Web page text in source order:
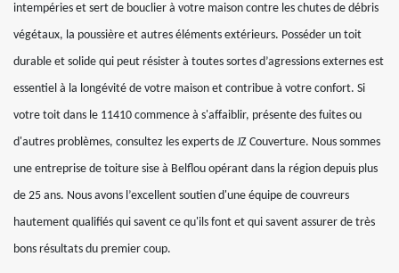
intempéries et sert de bouclier à votre maison contre les chutes de débris
végétaux, la poussière et autres éléments extérieurs. Posséder un toit
durable et solide qui peut résister à toutes sortes d’agressions externes est
essentiel à la longévité de votre maison et contribue à votre confort. Si
votre toit dans le 11410 commence à s'affaiblir, présente des fuites ou
d'autres problèmes, consultez les experts de JZ Couverture. Nous sommes
une entreprise de toiture sise à Belflou opérant dans la région depuis plus
de 25 ans. Nous avons l’excellent soutien d'une équipe de couvreurs
hautement qualifiés qui savent ce qu'ils font et qui savent assurer de très
bons résultats du premier coup.